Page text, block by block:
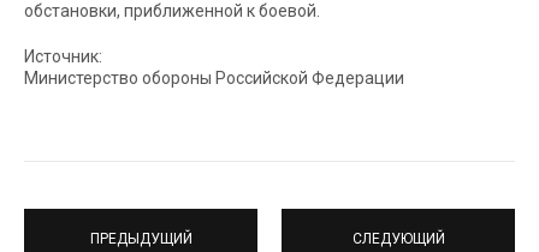
обстановки, приближенной к боевой.
Источник:
Министерство обороны Российской Федерации
ПРЕДЫДУЩИЙ СЛЕДУЮЩИЙ